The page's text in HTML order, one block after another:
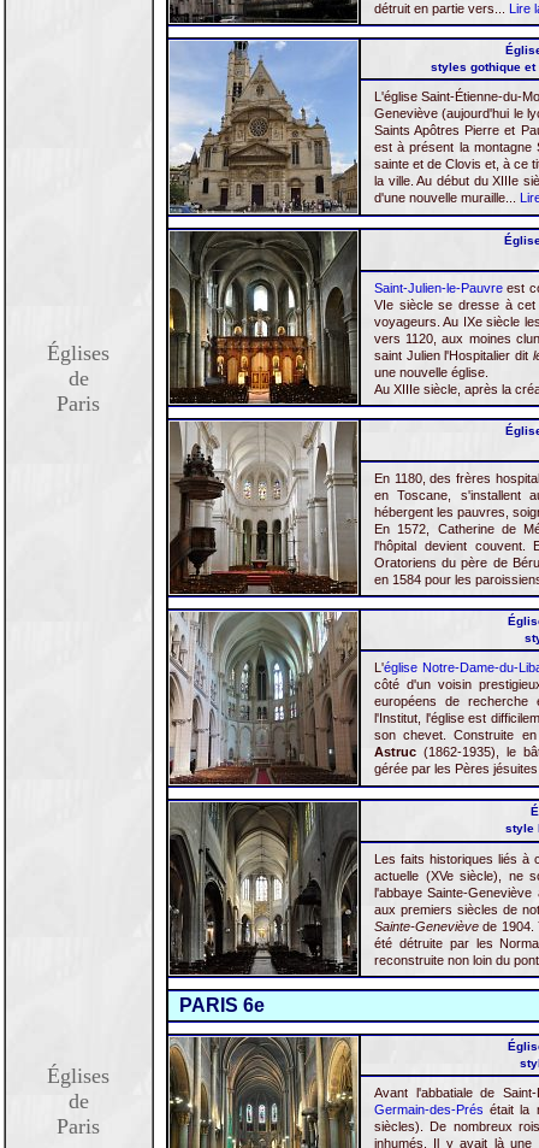
Églises
de
Paris
Églises
de
Paris
détruit en partie vers... Lire
styles gothique et
L'église Saint-Étienne-du-
Geneviève (aujourd'hui le
Saints Apôtres Pierre et
est à présent la montagne
sainte et de Clovis et, à ce
la ville. Au début du XIIIe
d'une nouvelle muraille...
Saint-Julien-le-Pauvre est
VIe siècle se dresse à cet
voyageurs. Au IXe siècle
vers 1120, aux moines
saint Julien l'Hospitalier dit
une nouvelle église.
Au XIIIe siècle, après la
En 1180, des frères
en Toscane, s'installent
hébergent les pauvres,
En 1572, Catherine de
l'hôpital devient
Oratoriens du père de
en 1584 pour les
L'église Notre-Dame-du-
côté d'un voisin
européens de recherche
l'Institut, l'église est
son chevet. Construite
Astruc (1862-1935), le
gérée par les Pères
style
Les faits historiques liés à
actuelle (XVe siècle), ne
l'abbaye Sainte-
aux premiers siècles de
Sainte-Geneviève de 1904.
été détruite par les
reconstruite non loin du
PARIS 6e
Avant l'abbatiale de
Germain-des-Prés était la
siècles). De nombreux
inhumés. Il y avait là une